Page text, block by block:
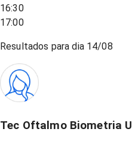
16:30
17:00
Resultados para dia 14/08
Tec Oftalmo Biometria